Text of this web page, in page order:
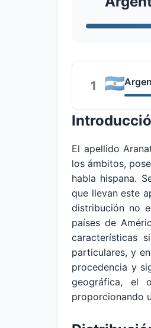
1
El apellido
los ámbitos,
habla hispana.
que llevan este
distribución no
países de
características
particulares, y
procedencia y
geográfica, el
proporcionando